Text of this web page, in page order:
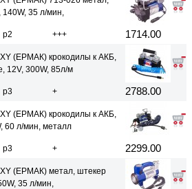
140W, 35 л/мин,
р2 +++ 1714.00
(ЕРМАК) крокодилы к АКБ,
12V, 300W, 85л/м
р3 + 2788.00
(ЕРМАК) крокодилы к АКБ,
60 л/мин, металл
р3 + 2299.00
(ЕРМАК) метал, штекер
35 л/мин,